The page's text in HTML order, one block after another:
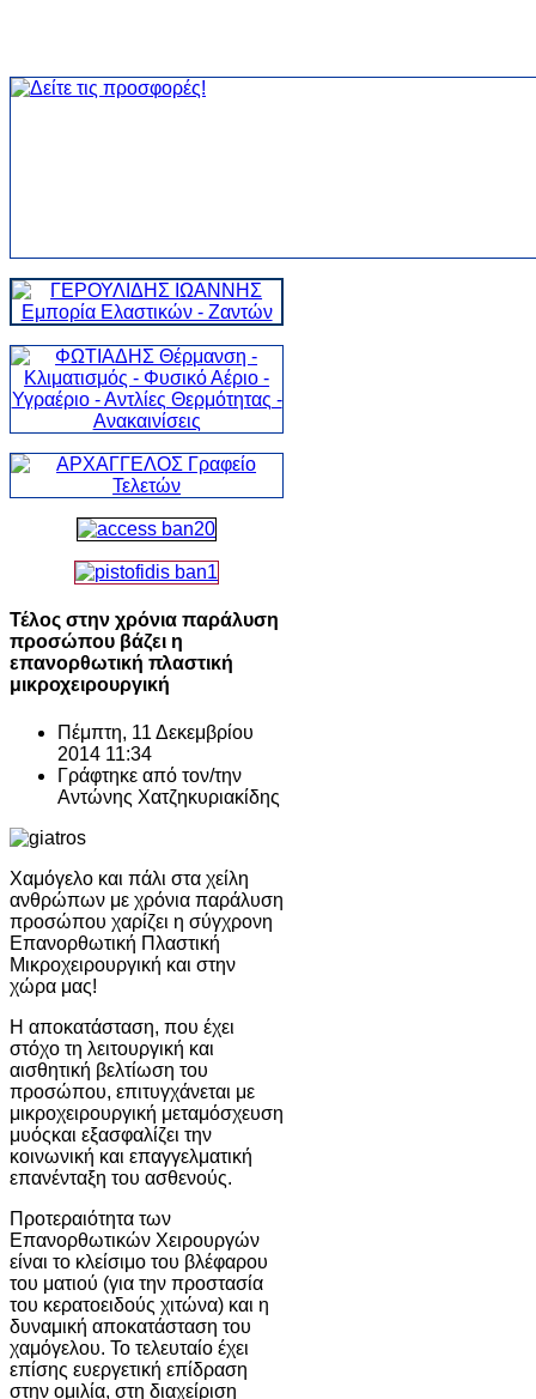
Τέλος στην χρόνια παράλυση
προσώπου βάζει η
επανορθωτική πλαστική
μικροχειρουργική
Πέμπτη, 11 Δεκεμβρίου
2014 11:34
Γράφτηκε από τον/την
Αντώνης Χατζηκυριακίδης
Χαμόγελο και πάλι στα χείλη
ανθρώπων με χρόνια παράλυση
προσώπου χαρίζει η σύγχρονη
Επανορθωτική Πλαστική
Μικροχειρουργική και στην
χώρα μας!
Η αποκατάσταση, που έχει
στόχο τη λειτουργική και
αισθητική βελτίωση του
προσώπου, επιτυγχάνεται με
μικροχειρουργική μεταμόσχευση
μυόςκαι εξασφαλίζει την
κοινωνική και επαγγελματική
επανένταξη του ασθενούς.
Προτεραιότητα των
Επανορθωτικών Χειρουργών
είναι το κλείσιμο του βλέφαρου
του ματιού (για την προστασία
του κερατοειδούς χιτώνα) και η
δυναμική αποκατάσταση του
χαμόγελου. Το τελευταίο έχει
επίσης ευεργετική επίδραση
στην ομιλία, στη διαχείριση